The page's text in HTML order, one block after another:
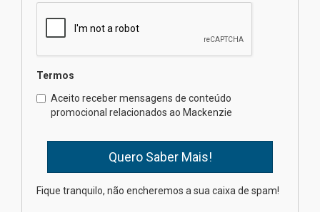
Brasília prepara seus
mesmo do Ensino Médio
Como os pais podem investir
na educação dos filhos além da
escola
Transformadora reúne
Termos
Aceito receber mensagens de conteúdo
promocional relacionados ao Mackenzie
Fique tranquilo, não encheremos a sua caixa de spam!